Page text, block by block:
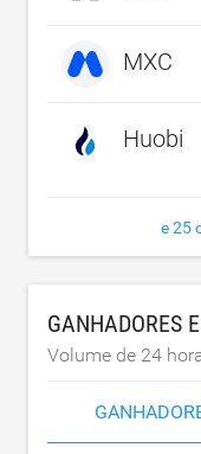
MXC
Huobi
e 25
GANHADORES
Volume de 24